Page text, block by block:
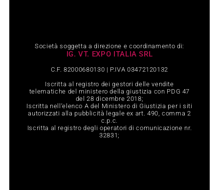
Società soggetta a direzione e coordinamento di:
IG. VT. EXPO ITALIA SRL
C.F. 82000680130 | P.IVA 03472120132
Iscritta al registro dei gestori delle vendite
telematiche del ministero della giustizia con PDG 47
del 28 dicembre 2018;
Iscritta nell‘elenco A del Ministero di Giustizia per i siti
autorizzati alla pubblicità legale ex art. 490, comma 2
c.p.c.
Iscritta al registro degli operatori di comunicazione nr.
32831;